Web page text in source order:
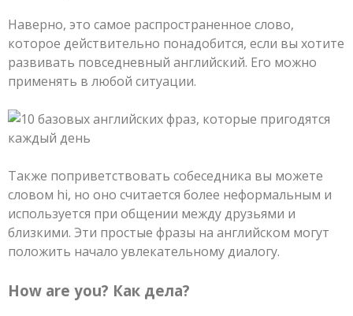
Наверно, это самое распространенное слово,
которое действительно понадобится, если вы хотите
развивать повседневный английский. Его можно
применять в любой ситуации.
Также поприветствовать собеседника вы можете
словом hi, но оно считается более неформальным и
используется при общении между друзьями и
близкими. Эти простые фразы на английском могут
положить начало увлекательному диалогу.
How are you? Как дела?